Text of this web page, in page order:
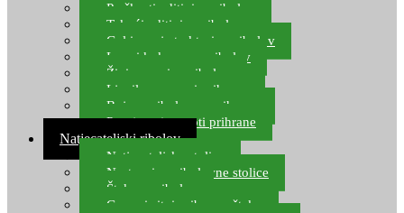
Praškasti aditivi za ribolov
Tekući aditivi za ribolov
Gel i sprej atraktori za ribolov
Lovni kukuruz za ribolov
Živi mamci za ribolov
Ljepilo za crve i prihranu
Boje za ribolovnu prihranu
Provjereni recepti prihrane
Natjecateljski ribolov
Natjecateljske stolice
Nastavci za ribolovne stolice
Šteke za ribolov
Gume i sitni pribor za šteku